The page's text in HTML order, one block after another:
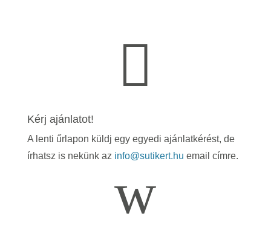

Kérj ajánlatot!
A lenti űrlapon küldj egy egyedi ajánlatkérést, de
írhatsz is nekünk az info@sutikert.hu email címre.
w